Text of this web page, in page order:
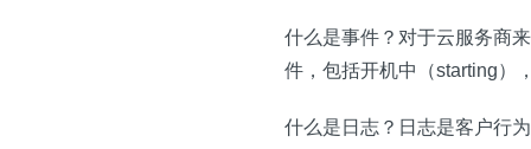
什么是事件？对于云服务商
件，包括开机中（starting）
什么是日志？日志是客户行